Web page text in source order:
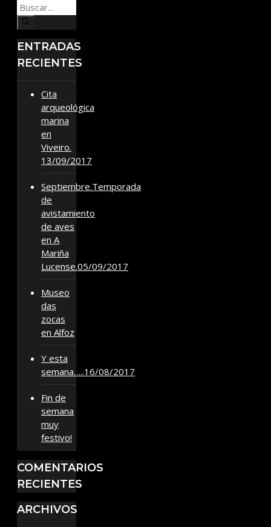
ENTRADAS
RECIENTES
Cita
arqueológica
marina
en
Viveiro.
13/09/2017
Septiembre.Temporada
de
avistamiento
de aves
en A
Mariña
Lucense.05/09/2017
Museo
das
zocas
en Alfoz
Y esta
semana…..16/08/2017
Fin de
semana
muy
festivo!
COMENTARIOS
RECIENTES
ARCHIVOS